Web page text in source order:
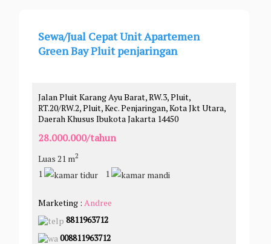
Sewa/Jual Cepat Unit Apartemen
Green Bay Pluit penjaringan
Jalan Pluit Karang Ayu Barat, RW.3, Pluit,
RT.20/RW.2, Pluit, Kec. Penjaringan, Kota Jkt Utara,
Daerah Khusus Ibukota Jakarta 14450
28.000.000/tahun
Luas 21 m2
1 1
Marketing :Andree
8811963712
008811963712